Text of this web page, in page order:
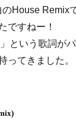
のHouse Remix
ですねー！
」という歌詞がパ
ってきました。